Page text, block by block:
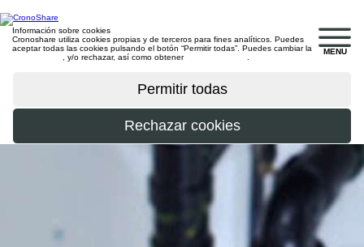
MENU
Información sobre cookies
Cronoshare utiliza cookies propias y de terceros para fines analíticos. Puedes
aceptar todas las cookies pulsando el botón “Permitir todas”. Puedes cambiar la
, y/o rechazar, así como obtener